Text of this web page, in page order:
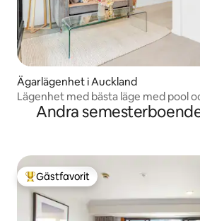
Ägarlägenhet i Auckland
Lägenhet med bästa läge med pool
Andra
Populär gästfavorit
Gästfavorit